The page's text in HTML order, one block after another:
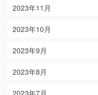
2023年11月
2023年10月
2023年9月
2023年8月
2023年7月